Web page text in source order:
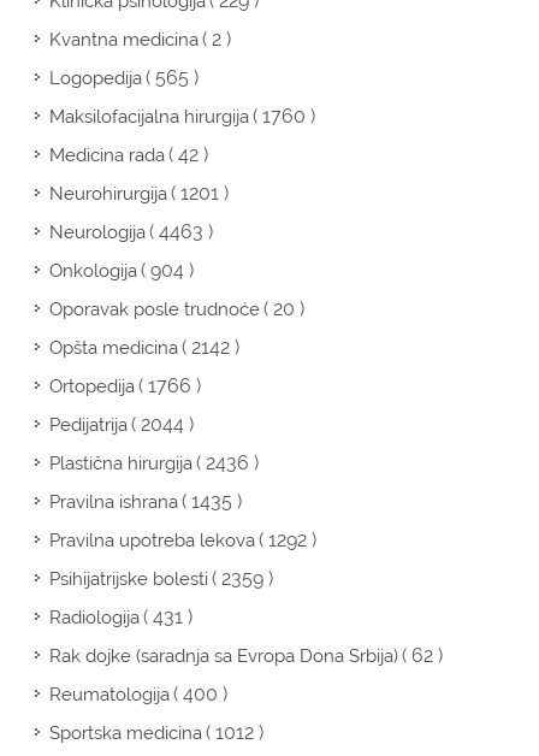
Kvantna medicina( 2 )
Logopedija( 565 )
Maksilofacijalna hirurgija( 1760 )
Medicina rada( 42 )
Neurohirurgija( 1201 )
Neurologija( 4463 )
Onkologija( 904 )
Oporavak posle trudnoće( 20 )
Opšta medicina( 2142 )
Ortopedija( 1766 )
Pedijatrija( 2044 )
Plastična hirurgija( 2436 )
Pravilna ishrana( 1435 )
Pravilna upotreba lekova( 1292 )
Psihijatrijske bolesti( 2359 )
Radiologija( 431 )
Rak dojke (saradnja sa Evropa Dona Srbija)( 62 )
Reumatologija( 400 )
Sportska medicina( 1012 )